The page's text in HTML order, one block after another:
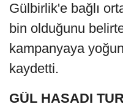
Gülbirlik'e bağlı
bin olduğunu
kampanyaya
kaydetti.
GÜL HASADI